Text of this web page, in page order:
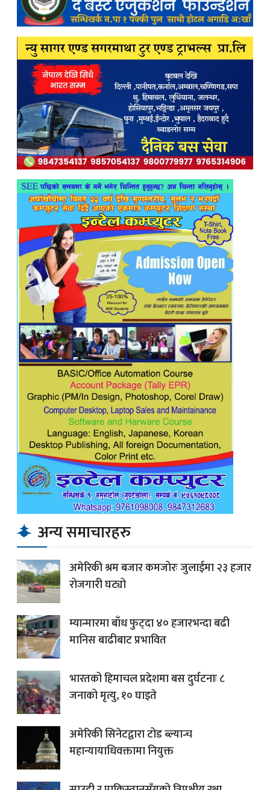
अन्य समाचारहरु
अमेरिकी श्रम बजार कमजोरः जुलाईमा २३ हजार
रोजगारी घट्यो
म्यान्मारमा बाँध फुट्दा ४० हजारभन्दा बढी
मानिस बाढीबाट प्रभावित
भारतको हिमाचल प्रदेशमा बस दुर्घटनाः ८
जनाको मृत्यु, १० घाइते
अमेरिकी सिनेटद्वारा टोड ब्ल्यान्च
महान्यायाधिवक्तामा नियुक्त